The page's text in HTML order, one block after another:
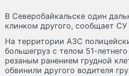
В Северобайкальске один
клинком другого, сообщает
На территории АЗС
большегруз с телом 51-
резаным ранением грудной
обвинили другого водителя